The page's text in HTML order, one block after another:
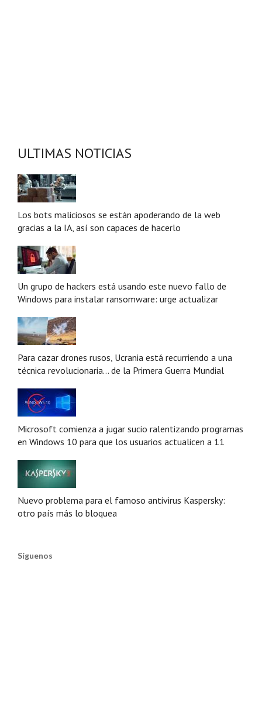
ULTIMAS NOTICIAS
Los bots maliciosos se están apoderando de la web
gracias a la IA, así son capaces de hacerlo
Un grupo de hackers está usando este nuevo fallo de
Windows para instalar ransomware: urge actualizar
Para cazar drones rusos, Ucrania está recurriendo a una
técnica revolucionaria... de la Primera Guerra Mundial
Microsoft comienza a jugar sucio ralentizando programas
en Windows 10 para que los usuarios actualicen a 11
Nuevo problema para el famoso antivirus Kaspersky:
otro país más lo bloquea
Síguenos